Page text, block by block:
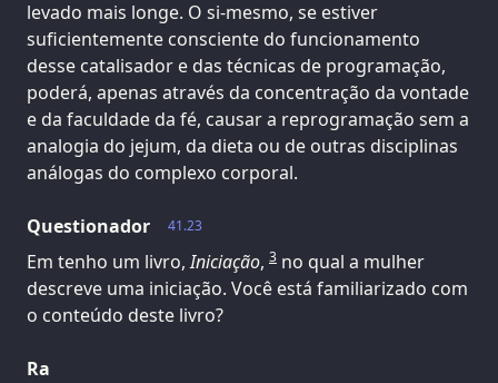
levado mais longe. O si-mesmo, se estiver
suficientemente consciente do funcionamento
desse catalisador e das técnicas de programação,
poderá, apenas através da concentração da vontade
e da faculdade da fé, causar a reprogramação sem a
analogia do jejum, da dieta ou de outras disciplinas
análogas do complexo corporal.
41.23
Questionador
Em tenho um livro,Iniciação, 3 no qual a mulher
descreve uma iniciação. Você está familiarizado com
o conteúdo deste livro?
Ra